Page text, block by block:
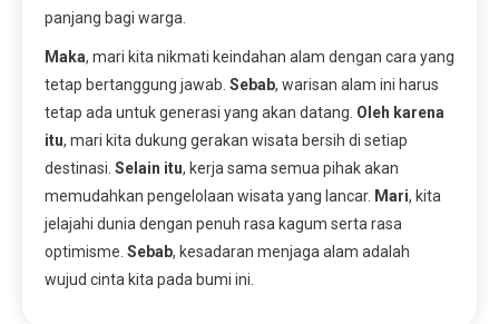
panjang bagi warga.
Maka, mari kita nikmati keindahan alam dengan cara yang
tetap bertanggung jawab. Sebab, warisan alam ini harus
tetap ada untuk generasi yang akan datang. Oleh karena
itu, mari kita dukung gerakan wisata bersih di setiap
destinasi. Selain itu, kerja sama semua pihak akan
memudahkan pengelolaan wisata yang lancar. Mari, kita
jelajahi dunia dengan penuh rasa kagum serta rasa
optimisme. Sebab, kesadaran menjaga alam adalah
wujud cinta kita pada bumi ini.